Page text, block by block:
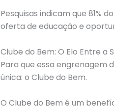
Pesquisas indicam que 81%
oferta de educação e
Clube do Bem: O Elo Entre a
Para que essa engrenagem
única: o Clube do Bem.
O Clube do Bem é um